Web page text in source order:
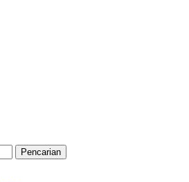
Pencarian